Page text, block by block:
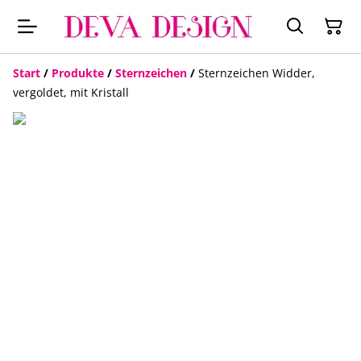
Start / Produkte / Sternzeichen / Sternzeichen Widder,
vergoldet, mit Kristall